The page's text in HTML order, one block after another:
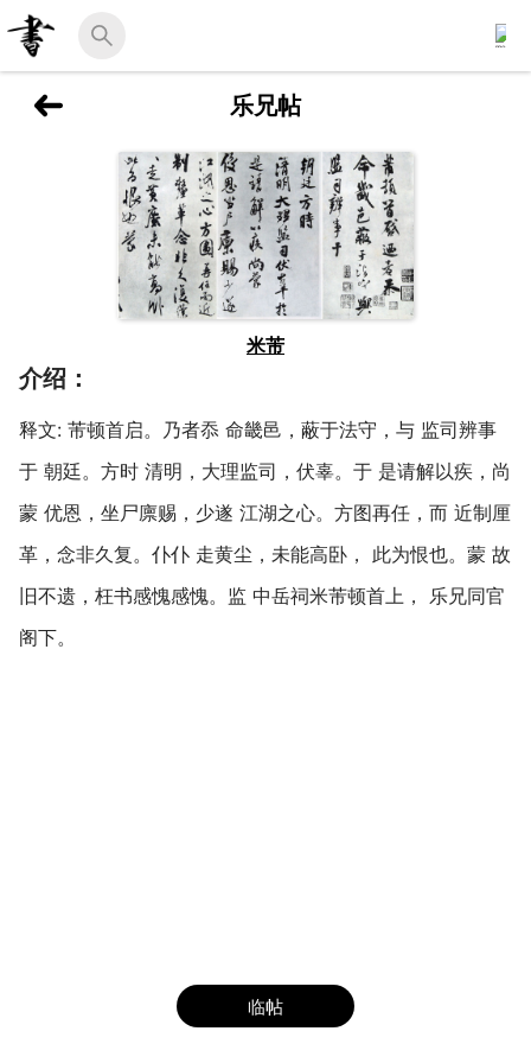
乐兄帖
米芾
介绍：
释文: 芾顿首启。乃者忝 命畿邑，蔽于法守，与 监司辨事
于 朝廷。方时 清明，大理监司，伏辜。于 是请解以疾，尚
蒙 优恩，坐尸廪赐，少遂 江湖之心。方图再任，而 近制厘
革，念非久复。仆仆 走黄尘，未能高卧， 此为恨也。蒙 故
旧不遗，枉书感愧感愧。监 中岳祠米芾顿首上， 乐兄同官
阁下。
临帖